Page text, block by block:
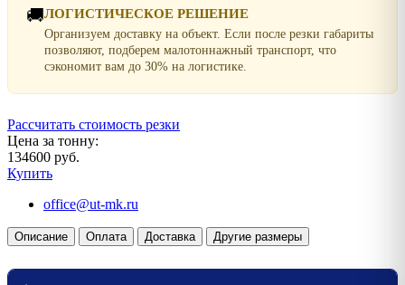
🚚ЛОГИСТИЧЕСКОЕ РЕШЕНИЕ
Организуем доставку на объект. Если после резки габариты
позволяют, подберем малотоннажный транспорт, что
сэкономит вам до 30% на логистике.
Рассчитать стоимость резки
Цена за тонну:
134600 руб.
Купить
office@ut-mk.ru
Описание Оплата Доставка Другие размеры